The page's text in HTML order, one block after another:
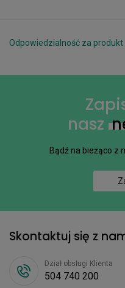
Odpowiedzialność za produkt
nasz
Bądź na bieżąco z
Skontaktuj się z
Dział obsługi Klienta
504 740 200